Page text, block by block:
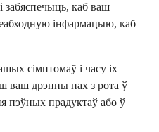
забяспечыць, каб ваш
інфармацыю, каб
сімптомаў і часу іх
ваш дрэнны пах з рота ў
пэўных прадуктаў або ў